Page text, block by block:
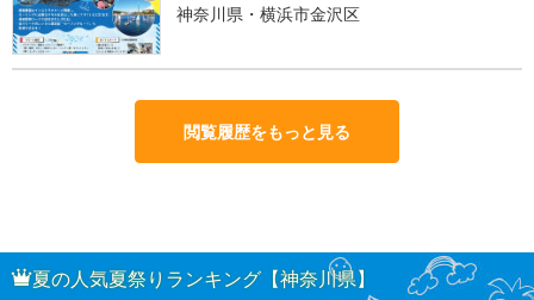
神奈川県・横浜市金沢区
閲覧履歴をもっと見る
夏の人気夏祭りランキング【神奈川県】